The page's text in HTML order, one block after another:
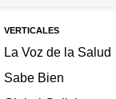
VERTICALES
La Voz de la Salud
Sabe Bien